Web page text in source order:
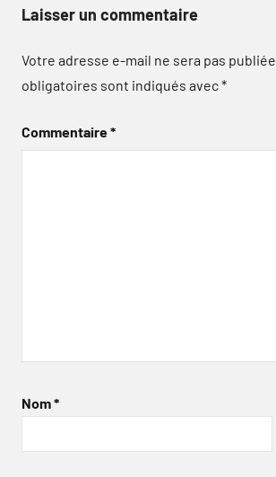
Laisser un commentaire
Votre adresse e-mail ne sera pas publiée.
obligatoires sont indiqués avec*
Commentaire*
Nom*